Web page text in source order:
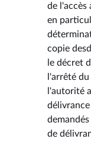
de l'accès
en
copie
le décret
l'arrêté
l'autorité
de